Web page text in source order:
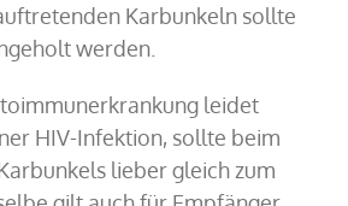
Karbunkeln sollte
werden.
leidet
HIV-Infektion, sollte beim
lieber gleich zum